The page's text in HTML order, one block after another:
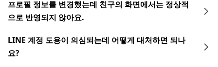
프로필 정보를 변경했는데 친구의 화면에서는 정상적
으로 반영되지 않아요.
LINE 계정 도용이 의심되는데 어떻게 대처하면 되나
요?